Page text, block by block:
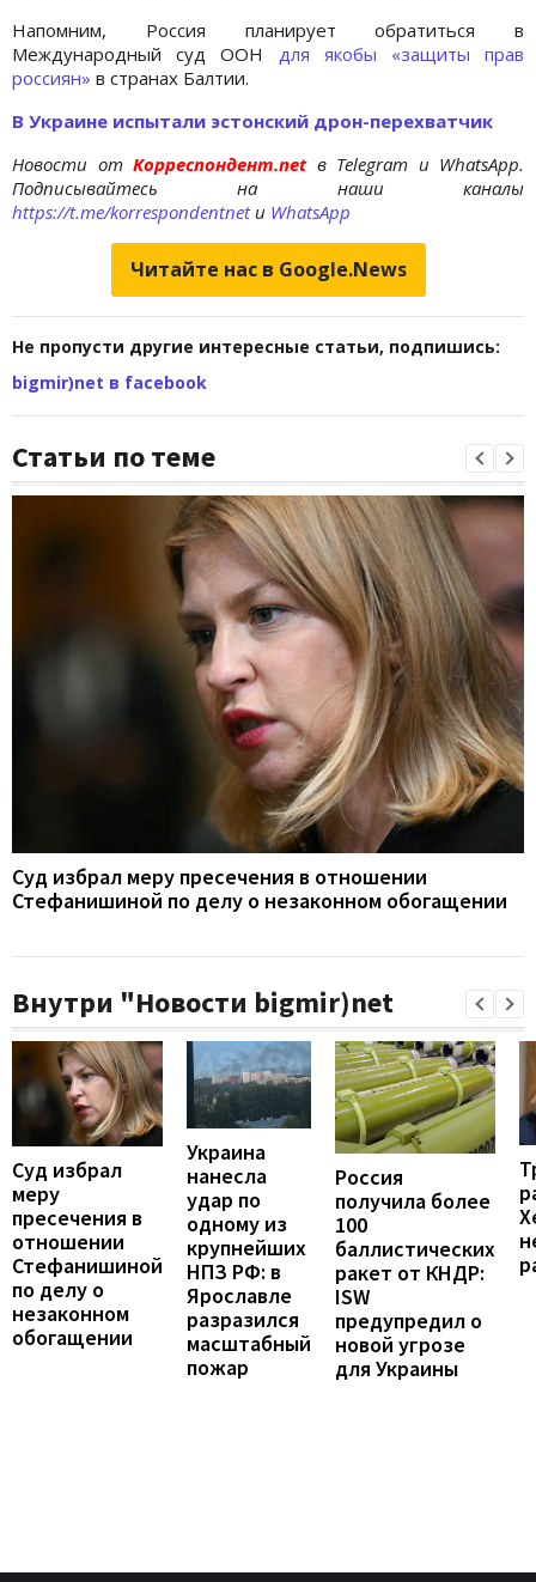
Напомним, Россия планирует обратиться в
Международный суд ООН для якобы «защиты прав
россиян» в странах Балтии.
В Украине испытали эстонский дрон-перехватчик
Новости отКорреспондент.net в Telegram и WhatsApp.
Подписывайтесь на наши каналы
https://t.me/korrespondentnetи WhatsApp
Читайте нас в Google.News
Не пропусти другие интересные статьи, подпишись:
bigmir)net в facebook
Статьи по теме
Суд избрал меру пресечения в отношении
Стефанишиной по делу о незаконном обогащении
Внутри "Новости bigmir)net
Суд избрал
меру
пресечения в
отношении
Стефанишиной
по делу о
незаконном
обогащении
Украина
нанесла
удар по
одному из
крупнейших
НПЗ РФ: в
Ярославле
разразился
масштабный
пожар
Россия
получила более
100
баллистических
ракет от КНДР:
ISW
предупредил о
новой угрозе
для Украины